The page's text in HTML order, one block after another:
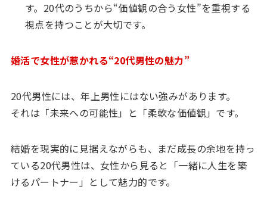
す。20代のうちから“価値観の合う女性”を重視する
視点を持つことが大切です。
婚活で女性が惹かれる“20代男性の魅力”
20代男性には、年上男性にはない強みがあります。
それは「未来への可能性」と「柔軟な価値観」です。
結婚を現実的に見据えながらも、まだ成長の余地を持っ
ている20代男性は、女性から見ると「一緒に人生を築
けるパートナー」として魅力的です。